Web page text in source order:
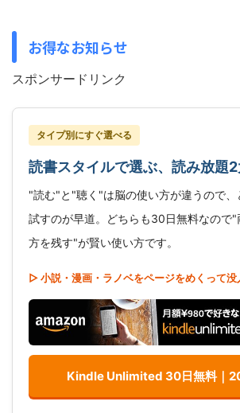
お得なお知らせ
スポンサードリンク
タイプ別にすぐ選べる
読書スタイルで選ぶ、読み放題
"読む"と"聴く"は脳の使い方が違うので、
試すのが早道。どちらも30日無料なので"
方を残す"が賢い使い方です。
▷ 小説・漫画・ラノベをページをめくって
Kindle Unlimited 30日無料｜